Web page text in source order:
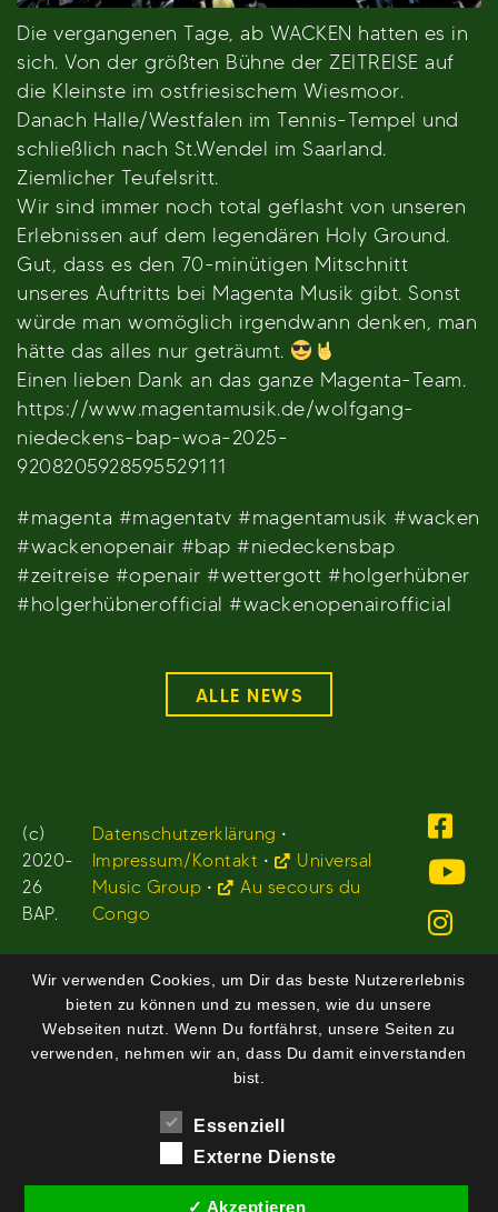
Die vergangenen Tage, ab WACKEN hatten es in
sich. Von der größten Bühne der ZEITREISE auf
die Kleinste im ostfriesischem Wiesmoor.
Danach Halle/Westfalen im Tennis-Tempel und
schließlich nach St.Wendel im Saarland.
Ziemlicher Teufelsritt.
Wir sind immer noch total geflasht von unseren
Erlebnissen auf dem legendären Holy Ground.
Gut, dass es den 70-minütigen Mitschnitt
unseres Auftritts bei Magenta Musik gibt. Sonst
würde man womöglich irgendwann denken, man
hätte das alles nur geträumt.
Einen lieben Dank an das ganze Magenta-Team.
https://www.magentamusik.de/wolfgang-
niedeckens-bap-woa-2025-
9208205928595529111
#magenta #magentatv #magentamusik #wacken
#wackenopenair #bap #niedeckensbap
#zeitreise #openair #wettergott #holgerhübner
#holgerhübnerofficial #wackenopenairofficial
ALLE NEWS
(c)
2020-
26
BAP.
Datenschutzerklärung •
Impressum/Kontakt •
Universal
Music Group •
Au secours du
Congo
Wir verwenden Cookies, um Dir das beste Nutzererlebnis
bieten zu können und zu messen, wie du unsere
Webseiten nutzt. Wenn Du fortfährst, unsere Seiten zu
verwenden, nehmen wir an, dass Du damit einverstanden
bist.
Essenziell
Externe Dienste
✓ Akzeptieren